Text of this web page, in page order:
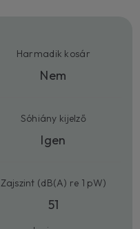
Harmadik kosár
Nem
Sóhiány kijelző
Igen
Zajszint (dB(A) re 1 pW)
51